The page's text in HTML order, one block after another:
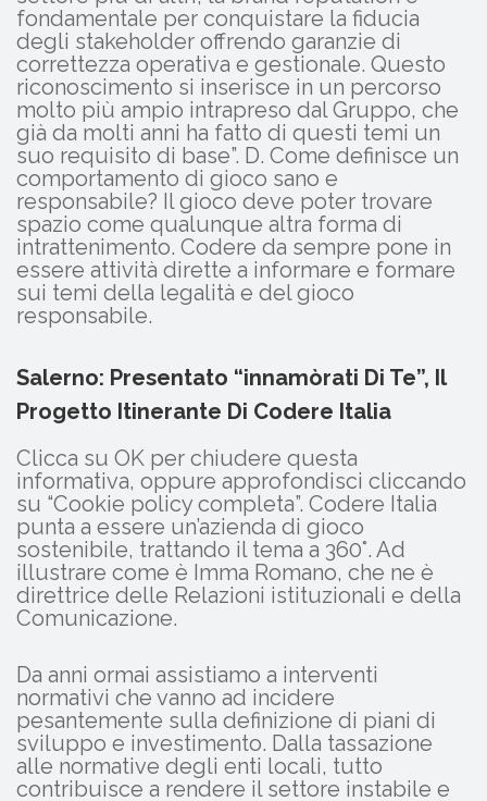
fondamentale per conquistare la fiducia
degli stakeholder offrendo garanzie di
correttezza operativa e gestionale. Questo
riconoscimento si inserisce in un percorso
molto più ampio intrapreso dal Gruppo, che
già da molti anni ha fatto di questi temi un
suo requisito di base”. D. Come definisce un
comportamento di gioco sano e
responsabile? Il gioco deve poter trovare
spazio come qualunque altra forma di
intrattenimento. Codere da sempre pone in
essere attività dirette a informare e formare
sui temi della legalità e del gioco
responsabile.
Salerno: Presentato “innamòrati Di Te”, Il
Progetto Itinerante Di Codere Italia
Clicca su OK per chiudere questa
informativa, oppure approfondisci cliccando
su “Cookie policy completa”. Codere Italia
punta a essere un’azienda di gioco
sostenibile, trattando il tema a 360°. Ad
illustrare come è Imma Romano, che ne è
direttrice delle Relazioni istituzionali e della
Comunicazione.
Da anni ormai assistiamo a interventi
normativi che vanno ad incidere
pesantemente sulla definizione di piani di
sviluppo e investimento. Dalla tassazione
alle normative degli enti locali, tutto
contribuisce a rendere il settore instabile e